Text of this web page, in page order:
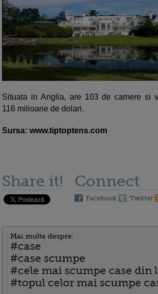
Situata in Anglia, are 103 de camere si
116 milioane de dolari.
Sursa: www.tiptoptens.com
Share it! Connect
Facebook Twitter
Mai multe despre:
#case
#case scumpe
#cele mai scumpe case din
#topul celor mai scumpe